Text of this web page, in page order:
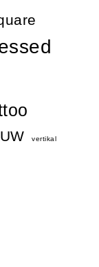
UW vertikal